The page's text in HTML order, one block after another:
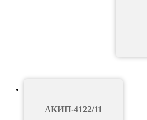
АКИП-4122/11